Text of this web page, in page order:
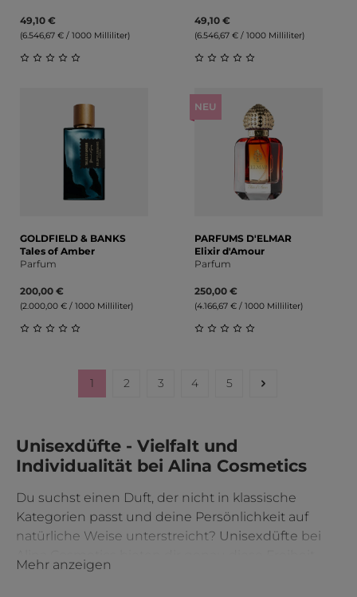
49,10 €
(6.546,67 € / 1000 Milliliter)
49,10 €
(6.546,67 € / 1000 Milliliter)
GOLDFIELD & BANKS
Tales of Amber
Parfum
200,00 €
(2.000,00 € / 1000 Milliliter)
NEU
PARFUMS D'ELMAR
Elixir d'Amour
Parfum
250,00 €
(4.166,67 € / 1000 Milliliter)
Seite
1 Seite
2 Seite
3 Seite
4 Seite
5
Unisexdüfte - Vielfalt und
Individualität bei Alina Cosmetics
Du suchst einen Duft, der nicht in klassische
Kategorien passt und deine Persönlichkeit auf
natürliche Weise unterstreicht? Unisexdüfte bei
Entdecke Parfums, die jenseits traditioneller
Mehr anzeigen